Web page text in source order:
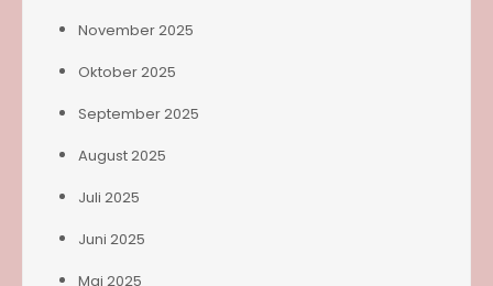
November 2025
Oktober 2025
September 2025
August 2025
Juli 2025
Juni 2025
Mai 2025